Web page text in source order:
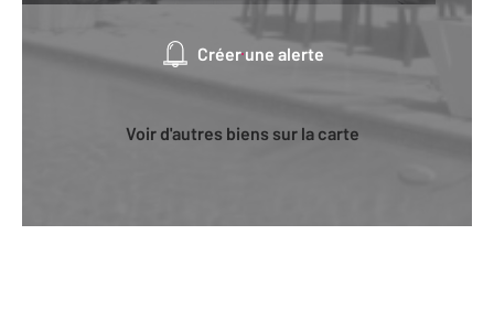
Créer une alerte
Voir d'autres biens sur la carte